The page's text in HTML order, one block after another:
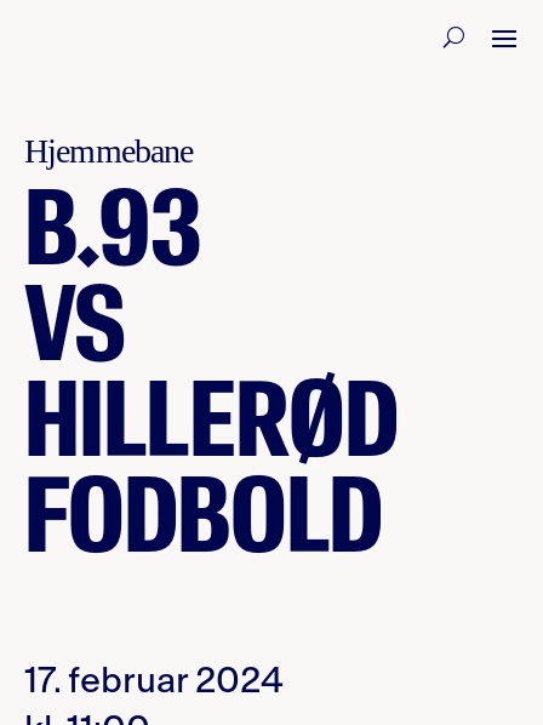
Hjemmebane
B.93
VS
HILLERØD
FODBOLD
17. februar 2024